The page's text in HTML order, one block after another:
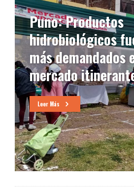
Puno: Productos
hidrobiológicos
más demandados
mercado
Leer Más